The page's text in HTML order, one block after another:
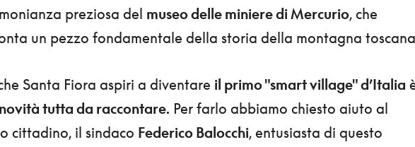
preziosa del museo delle miniere di Mercurio, che
un pezzo fondamentale della storia della montagna
Santa Fiora aspiri a diventare il primo "smart village" d’Italia
tutta da raccontare. Per farlo abbiamo chiesto aiuto al
cittadino, il sindaco Federico Balocchi, entusiasta di questo